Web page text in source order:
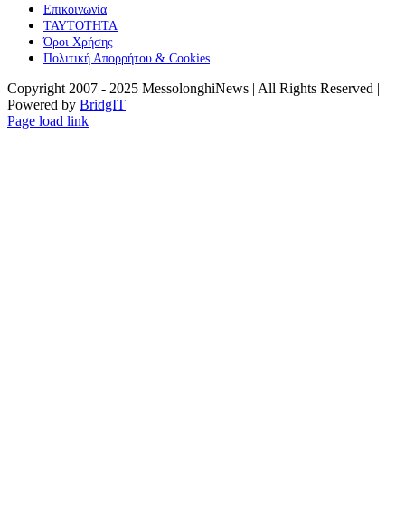
Επικοινωνία
ΤΑΥΤΟΤΗΤΑ
Όροι Χρήσης
Πολιτική Απορρήτου & Cookies
Copyright 2007 - 2025 MessolonghiNews | All Rights Reserved |
Powered by BridgIT
YouTube
Facebook
Instagram
Page load link